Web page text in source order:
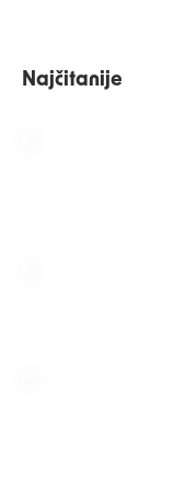
Najčitanije